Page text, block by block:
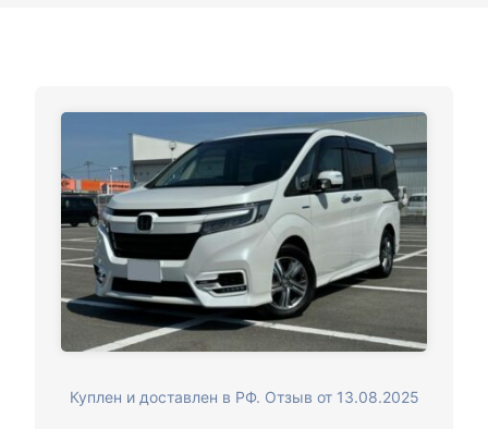
Куплен и доставлен в РФ. Отзыв от 13.08.2025